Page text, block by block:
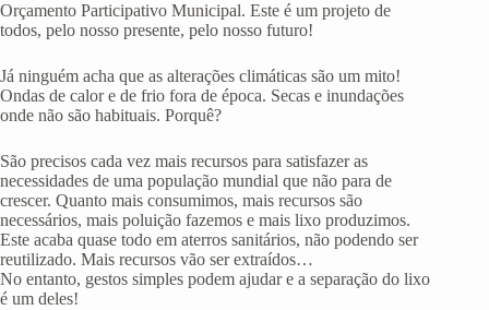
Orçamento Participativo Municipal. Este é um projeto de
todos, pelo nosso presente, pelo nosso futuro!
Já ninguém acha que as alterações climáticas são um mito!
Ondas de calor e de frio fora de época. Secas e inundações
onde não são habituais. Porquê?
São precisos cada vez mais recursos para satisfazer as
necessidades de uma população mundial que não para de
crescer. Quanto mais consumimos, mais recursos são
necessários, mais poluição fazemos e mais lixo produzimos.
Este acaba quase todo em aterros sanitários, não podendo ser
reutilizado. Mais recursos vão ser extraídos…
No entanto, gestos simples podem ajudar e a separação do lixo
é um deles!